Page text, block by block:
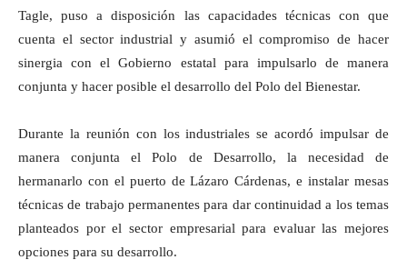
Tagle, puso a disposición las capacidades técnicas con que
cuenta el sector industrial y asumió el compromiso de hacer
sinergia con el Gobierno estatal para impulsarlo de manera
conjunta y hacer posible el desarrollo del Polo del Bienestar.
Durante la reunión con los industriales se acordó impulsar de
manera conjunta el Polo de Desarrollo, la necesidad de
hermanarlo con el puerto de Lázaro Cárdenas, e instalar mesas
técnicas de trabajo permanentes para dar continuidad a los temas
planteados por el sector empresarial para evaluar las mejores
opciones para su desarrollo.